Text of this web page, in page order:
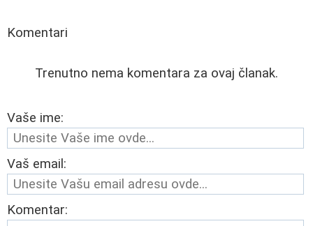
Komentari
Trenutno nema komentara za ovaj članak.
Vaše ime:
Vaš email:
Komentar: